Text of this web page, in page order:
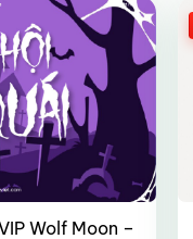
Wolf Moon –